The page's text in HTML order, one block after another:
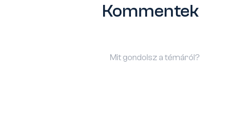
Kommentek